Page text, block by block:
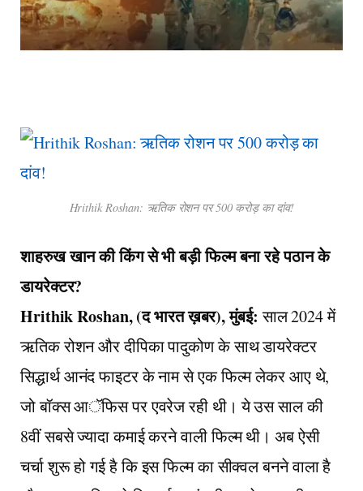
Hrithik Roshan: ऋतिक रोशन पर 500 करोड़ का दांव!
शाहरुख खान की किंग से भी बड़ी फिल्म बना रहे पठान के
डायरेक्टर?
Hrithik Roshan, (द भारत ख़बर), मुंबई: साल 2024 में
ऋतिक रोशन और दीपिका पादुकोण के साथ डायरेक्टर
सिद्धार्थ आनंद फाइटर के नाम से एक फिल्म लेकर आए थे,
जो बॉक्स आॅफिस पर एवरेज रही थी। ये उस साल की
8वीं सबसे ज्यादा कमाई करने वाली फिल्म थी। अब ऐसी
चर्चा शुरू हो गई है कि इस फिल्म का सीक्वल बनने वाला है